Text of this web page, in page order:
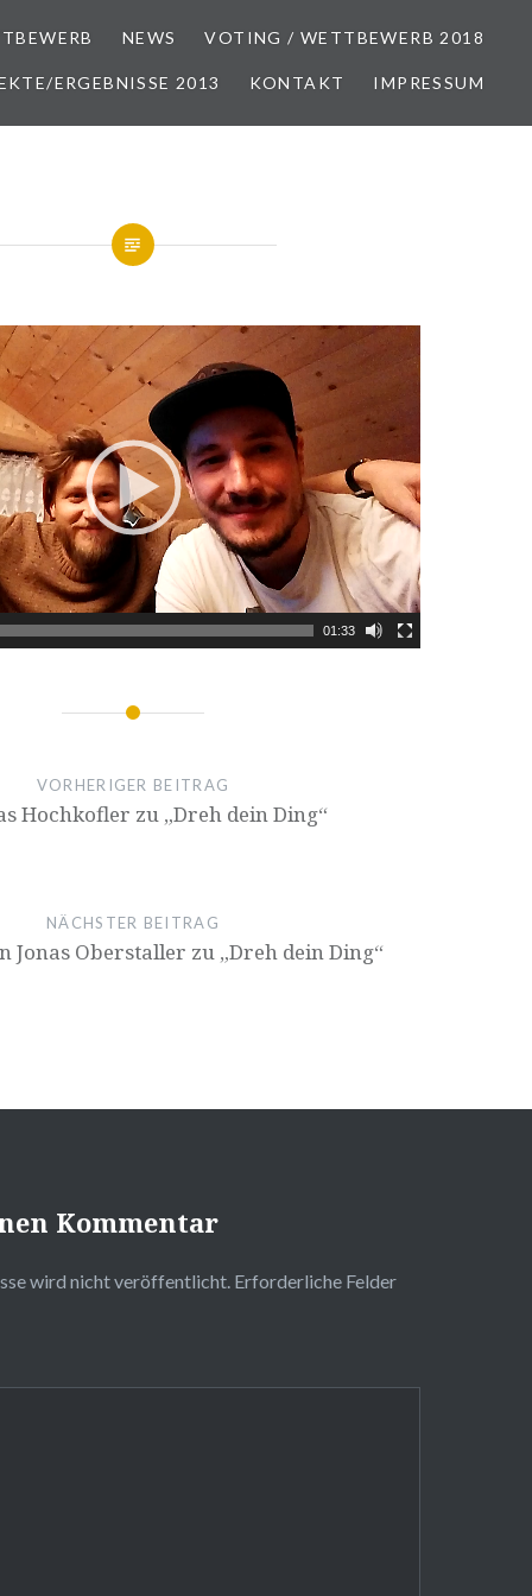
NEWS VOTING / WETTBEWERB 2018
ERGEBNISSE 2013 KONTAKT IMPRESSUM
01:33
VORHERIGER BEITRAG
Hochkofler zu „Dreh dein Ding“
NÄCHSTER BEITRAG
Jonas Oberstaller zu „Dreh dein Ding“
Kommentar
wird nicht veröffentlicht. Erforderliche Felder